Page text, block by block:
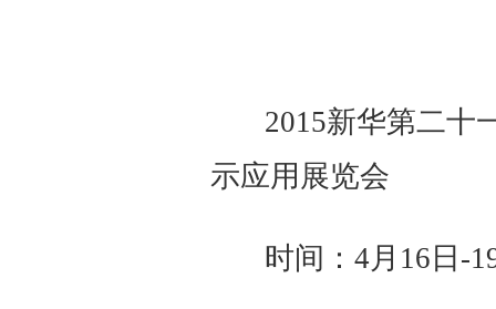
2015新华第二十
示应用展览会
时间：4月16日-